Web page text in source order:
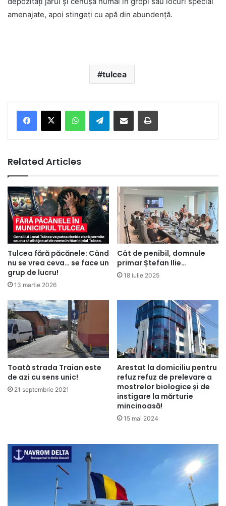
amenajate, apoi stingeți cu apă din abundență.
tulcea
Telegram
Related Articles
Tulcea fără păcănele: Când
nu se vrea ceva… se face un
grup de lucru!
13 martie 2026
Cât de penibil, domnule
primar Ștefan Ilie…
18 iulie 2025
Toată strada Traian este
de azi cu sens unic!
21 septembrie 2021
Arestat la domiciliu pentru
refuz refuz de prelevare a
mostrelor biologice și de
instigare la mărturie
mincinoasă!
15 mai 2024